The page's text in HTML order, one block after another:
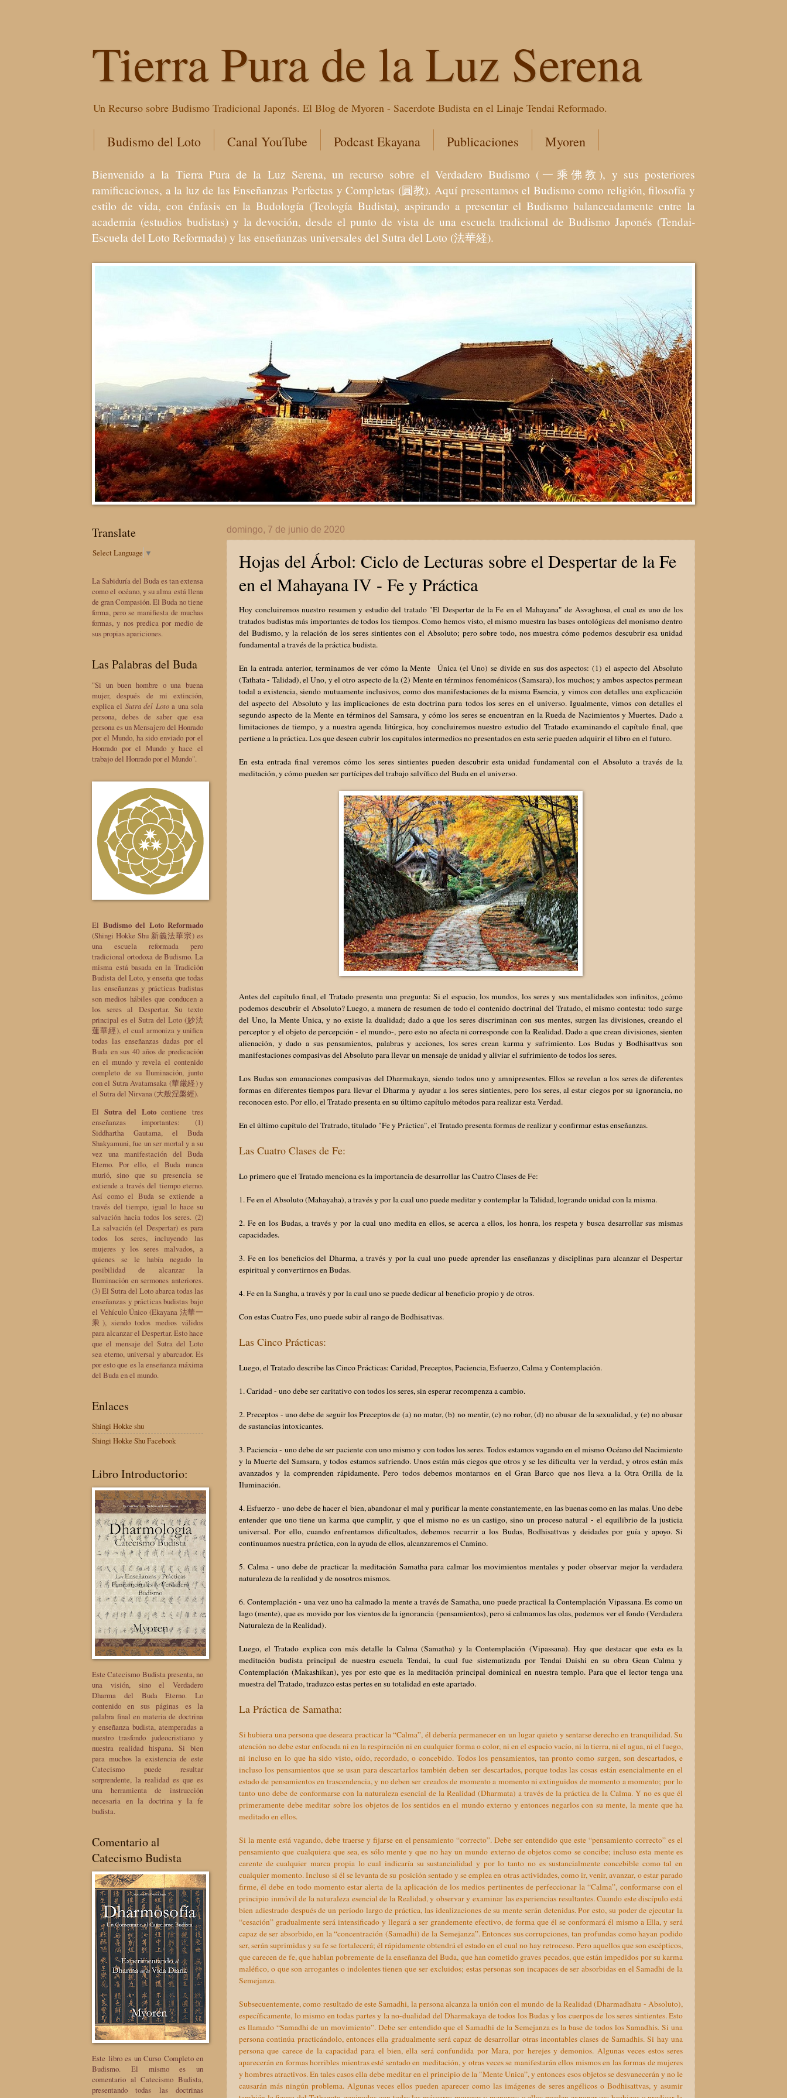
Tierra Pura de la Luz Serena
Un Recurso sobre Budismo Tradicional Japonés. El Blog de Myoren - Sacerdote Budista en el Linaje Tendai Reformado.
Budismo del Loto Canal YouTube Podcast Ekayana Publicaciones Myoren
Bienvenido a la Tierra Pura de la Luz Serena, un recurso sobre el Verdadero Budismo (一乘佛教), y sus posteriores
ramificaciones, a la luz de las Enseñanzas Perfectas y Completas (圓教). Aquí presentamos el Budismo como religión, filosofía y
estilo de vida, con énfasis en la Budología (Teología Budista), aspirando a presentar el Budismo balanceadamente entre la
academia (estudios budistas) y la devoción, desde el punto de vista de una escuela tradicional de Budismo Japonés (Tendai-
Escuela del Loto Reformada) y las enseñanzas universales del Sutra del Loto (法華経).
domingo, 7 de junio de 2020
Hojas del Árbol: Ciclo de Lecturas sobre el Despertar de la Fe
en el Mahayana IV - Fe y Práctica
Hoy concluiremos nuestro resumen y estudio del tratado "El Despertar de la Fe en el Mahayana" de Asvaghosa, el cual es uno de los
tratados budistas más importantes de todos los tiempos. Como hemos visto, el mismo muestra las bases ontológicas del monismo dentro
del Budismo, y la relación de los seres sintientes con el Absoluto; pero sobre todo, nos muestra cómo podemos descubrir esa unidad
fundamental a través de la práctica budista.
En la entrada anterior, terminamos de ver cómo la Mente Única (el Uno) se divide en sus dos aspectos: (1) el aspecto del Absoluto
(Tathata - Talidad), el Uno, y el otro aspecto de la (2) Mente en términos fenoménicos (Samsara), los muchos; y ambos aspectos permean
todal a existencia, siendo mutuamente inclusivos, como dos manifestaciones de la misma Esencia, y vimos con detalles una explicación
del aspecto del Absoluto y las implicaciones de esta doctrina para todos los seres en el universo. Igualmente, vimos con detalles el
segundo aspecto de la Mente en términos del Samsara, y cómo los seres se encuentran en la Rueda de Nacimientos y Muertes. Dado a
limitaciones de tiempo, y a nuestra agenda litúrgica, hoy concluiremos nuestro estudio del Tratado examinando el capítulo final, que
pertiene a la práctica. Los que deseen cubrir los capitulos intermedios no presentados en esta serie pueden adquirir el libro en el futuro.
En esta entrada final veremos cómo los seres sintientes pueden descubrir esta unidad fundamental con el Absoluto a través de la
meditación, y cómo pueden ser partícipes del trabajo salvífico del Buda en el universo.
Antes del capítulo final, el Tratado presenta una pregunta: Si el espacio, los mundos, los seres y sus mentalidades son infinitos, ¿cómo
podemos descubrir el Absoluto? Luego, a manera de resumen de todo el contenido doctrinal del Tratado, el mismo contesta: todo surge
del Uno, la Mente Unica, y no existe la dualidad; dado a que los seres discriminan con sus mentes, surgen las divisiones, creando el
perceptor y el objeto de percepción - el mundo-, pero esto no afecta ni corresponde con la Realidad. Dado a que crean divisiones, sienten
alienación, y dado a sus pensamientos, palabras y acciones, los seres crean karma y sufrimiento. Los Budas y Bodhisattvas son
manifestaciones compasivas del Absoluto para llevar un mensaje de unidad y aliviar el sufrimiento de todos los seres.
Los Budas son emanaciones compasivas del Dharmakaya, siendo todos uno y amnipresentes. Ellos se revelan a los seres de diferentes
formas en diferentes tiempos para llevar el Dharma y ayudar a los seres sintientes, pero los seres, al estar ciegos por su ignorancia, no
reconocen esto. Por ello, el Tratado presenta en su último capítulo métodos para realizar esta Verdad.
En el último capítulo del Tratrado, titulado "Fe y Práctica", el Tratado presenta formas de realizar y confirmar estas enseñanzas.
Las Cuatro Clases de Fe:
Lo primero que el Tratado menciona es la importancia de desarrollar las Cuatro Clases de Fe:
1. Fe en el Absoluto (Mahayaha), a través y por la cual uno puede meditar y contemplar la Talidad, logrando unidad con la misma.
2. Fe en los Budas, a través y por la cual uno medita en ellos, se acerca a ellos, los honra, los respeta y busca desarrollar sus mismas
capacidades.
3. Fe en los beneficios del Dharma, a través y por la cual uno puede aprender las enseñanzas y disciplinas para alcanzar el Despertar
espiritual y convertirnos en Budas.
4. Fe en la Sangha, a través y por la cual uno se puede dedicar al beneficio propio y de otros.
Con estas Cuatro Fes, uno puede subir al rango de Bodhisattvas.
Las Cinco Prácticas:
Luego, el Tratado describe las Cinco Prácticas: Caridad, Preceptos, Paciencia, Esfuerzo, Calma y Contemplación.
1. Caridad - uno debe ser caritativo con todos los seres, sin esperar recompenza a cambio.
2. Preceptos - uno debe de seguir los Preceptos de (a) no matar, (b) no mentir, (c) no robar, (d) no abusar de la sexualidad, y (e) no abusar
de sustancias intoxicantes.
3. Paciencia - uno debe de ser paciente con uno mismo y con todos los seres. Todos estamos vagando en el mismo Océano del Nacimiento
y la Muerte del Samsara, y todos estamos sufriendo. Unos están más ciegos que otros y se les dificulta ver la verdad, y otros están más
avanzados y la comprenden rápidamente. Pero todos debemos montarnos en el Gran Barco que nos lleva a la Otra Orilla de la
Iluminación.
4. Esfuerzo - uno debe de hacer el bien, abandonar el mal y purificar la mente constantemente, en las buenas como en las malas. Uno debe
entender que uno tiene un karma que cumplir, y que el mismo no es un castigo, sino un proceso natural - el equilibrio de la justicia
universal. Por ello, cuando enfrentamos dificultados, debemos recurrir a los Budas, Bodhisattvas y deidades por guía y apoyo. Si
continuamos nuestra práctica, con la ayuda de ellos, alcanzaremos el Camino.
5. Calma - uno debe de practicar la meditación Samatha para calmar los movimientos mentales y poder observar mejor la verdadera
naturaleza de la realidad y de nosotros mismos.
6. Contemplación - una vez uno ha calmado la mente a través de Samatha, uno puede practical la Contemplación Vipassana. Es como un
lago (mente), que es movido por los vientos de la ignorancia (pensamientos), pero si calmamos las olas, podemos ver el fondo (Verdadera
Naturaleza de la Realidad).
Luego, el Tratado explica con más detalle la Calma (Samatha) y la Contemplación (Vipassana). Hay que destacar que esta es la
meditación budista principal de nuestra escuela Tendai, la cual fue sistematizada por Tendai Daishi en su obra Gean Calma y
Contemplación (Makashikan), yes por esto que es la meditación principal dominical en nuestra templo. Para que el lector tenga una
muestra del Tratado, traduzco estas pertes en su totalidad en este apartado.
La Práctica de Samatha:
Si hubiera una persona que deseara practicar la “Calma”, él debería permanecer en un lugar quieto y sentarse derecho en tranquilidad. Su
atención no debe estar enfocada ni en la respiración ni en cualquier forma o color, ni en el espacio vacío, ni la tierra, ni el agua, ni el fuego,
ni incluso en lo que ha sido visto, oído, recordado, o concebido. Todos los pensamientos, tan pronto como surgen, son descartados, e
incluso los pensamientos que se usan para descartarlos también deben ser descartados, porque todas las cosas están esencialmente en el
estado de pensamientos en trascendencia, y no deben ser creados de momento a momento ni extinguidos de momento a momento; por lo
tanto uno debe de conformarse con la naturaleza esencial de la Realidad (Dharmata) a través de la práctica de la Calma. Y no es que él
primeramente debe meditar sobre los objetos de los sentidos en el mundo externo y entonces negarlos con su mente, la mente que ha
meditado en ellos.
Si la mente está vagando, debe traerse y fijarse en el pensamiento “correcto”. Debe ser entendido que este “pensamiento correcto” es el
pensamiento que cualquiera que sea, es sólo mente y que no hay un mundo externo de objetos como se concibe; incluso esta mente es
carente de cualquier marca propia lo cual indicaría su sustancialidad y por lo tanto no es sustancialmente concebible como tal en
cualquier momento. Incluso si él se levanta de su posición sentado y se emplea en otras actividades, como ir, venir, avanzar, o estar parado
firme, él debe en todo momento estar alerta de la aplicación de los medios pertinentes de perfeccionar la “Calma”, conformarse con el
principio inmóvil de la naturaleza esencial de la Realidad, y observar y examinar las experiencias resultantes. Cuando este discípulo está
bien adiestrado después de un período largo de práctica, las idealizaciones de su mente serán detenidas. Por esto, su poder de ejecutar la
“cesación” gradualmente será intensificado y llegará a ser grandemente efectivo, de forma que él se conformará él mismo a Ella, y será
capaz de ser absorbido, en la “concentración (Samadhi) de la Semejanza”. Entonces sus corrupciones, tan profundas como hayan podido
ser, serán suprimidas y su fe se fortalecerá; él rápidamente obtendrá el estado en el cual no hay retroceso. Pero aquellos que son escépticos,
que carecen de fe, que hablan pobremente de la enseñanza del Buda, que han cometido graves pecados, que están impedidos por su karma
maléfico, o que son arrogantes o indolentes tienen que ser excluidos; estas personas son incapaces de ser absorbidas en el Samadhi de la
Semejanza.
Subsecuentemente, como resultado de este Samadhi, la persona alcanza la unión con el mundo de la Realidad (Dharmadhatu - Absoluto),
específicamente, lo mismo en todas partes y la no-dualidad del Dharmakaya de todos los Budas y los cuerpos de los seres sintientes. Esto
es llamado “Samadhi de un movimiento”. Debe ser entendido que el Samadhi de la Semejanza es la base de todos los Samadhis. Si una
persona continúa practicándolo, entonces ella gradualmente será capaz de desarrollar otras incontables clases de Samadhis. Si hay una
persona que carece de la capacidad para el bien, ella será confundida por Mara, por herejes y demonios. Algunas veces estos seres
aparecerán en formas horribles mientras esté sentado en meditación, y otras veces se manifestarán ellos mismos en las formas de mujeres
y hombres atractivos. En tales casos ella debe meditar en el principio de la "Mente Unica”, y entonces esos objetos se desvanecerán y no le
causarán más ningún problema. Algunas veces ellos pueden aparecer como las imágenes de seres angélicos o Bodhisattvas, y asumir
Translate
Select Language ▼
La Sabiduría del Buda es tan extensa
como el océano, y su alma está llena
de gran Compasión. El Buda no tiene
forma, pero se manifiesta de muchas
formas, y nos predica por medio de
sus propias apariciones.
Las Palabras del Buda
"Si un buen hombre o una buena
mujer, después de mi extinción,
explica el Sutra del Lotoa una sola
persona, debes de saber que esa
persona es un Mensajero del Honrado
por el Mundo, ha sido enviado por el
Honrado por el Mundo y hace el
trabajo del Honrado por el Mundo".
El Budismo del Loto Reformado
(Shingi Hokke Shu 新義法華宗) es
una escuela reformada pero
tradicional ortodoxa de Budismo. La
misma está basada en la Tradición
Budista del Loto, y enseña que todas
las enseñanzas y prácticas budistas
son medios hábiles que conducen a
los seres al Despertar. Su texto
principal es el Sutra del Loto (妙法
蓮華經), el cual armoniza y unifica
todas las enseñanzas dadas por el
Buda en sus 40 años de predicación
en el mundo y revela el contenido
completo de su Iluminación, junto
con el Sutra Avatamsaka (華厳経) y
el Sutra del Nirvana (大般涅槃經).
El Sutra del Lotocontiene tres
enseñanzas importantes: (1)
Siddhartha Gautama, el Buda
Shakyamuni, fue un ser mortal y a su
vez una manifestación del Buda
Eterno. Por ello, el Buda nunca
murió, sino que su presencia se
extiende a través del tiempo eterno.
Así como el Buda se extiende a
través del tiempo, igual lo hace su
salvación hacia todos los seres. (2)
La salvación (el Despertar) es para
todos los seres, incluyendo las
mujeres y los seres malvados, a
quienes se le había negado la
posibilidad de alcanzar la
Iluminación en sermones anteriores.
(3) El Sutra del Loto abarca todas las
enseñanzas y prácticas budistas bajo
el Vehículo Único (Ekayana 法華一
乘), siendo todos medios válidos
para alcanzar el Despertar. Esto hace
que el mensaje del Sutra del Loto
sea eterno, universal y abarcador. Es
por esto que es la enseñanza máxima
del Buda en el mundo.
Enlaces
Shingi Hokke shu
Shingi Hokke Shu Facebook
Libro Introductorio:
Este Catecismo Budista presenta, no
una visión, sino el Verdadero
Dharma del Buda Eterno. Lo
contenido en sus páginas es la
palabra final en materia de doctrina
y enseñanza budista, atemperadas a
nuestro trasfondo judeocristiano y
nuestra realidad hispana. Si bien
para muchos la existencia de este
Catecismo puede resultar
sorprendente, la realidad es que es
una herramienta de instrucción
necesaria en la doctrina y la fe
budista.
Comentario al
Catecismo Budista
Este libro es un Curso Completo en
Budismo. El mismo es un
comentario al Catecismo Budista,
presentando todas las doctrinas